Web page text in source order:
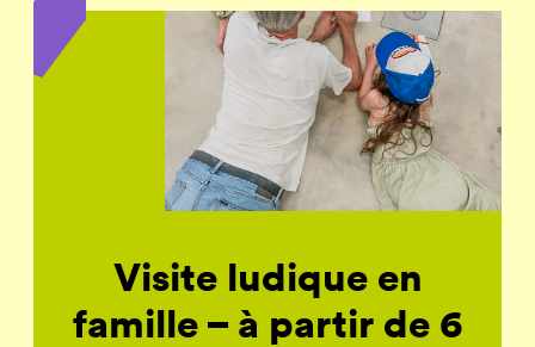
Visite ludique en
famille – à partir de 6